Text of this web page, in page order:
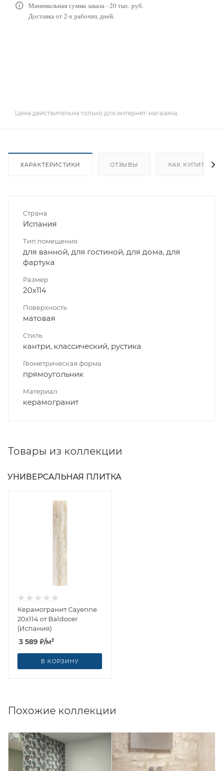
Минимальная сумма заказа - 20 тыс. руб.
Доставка от 2-х рабочих дней.
Цена действительна только для интернет-магазина.
ХАРАКТЕРИСТИКИ ОТЗЫВЫ КАК КУПИТЬ
Страна
Испания
Тип помещения
для ванной, для гостиной, для дома, для
фартука
Размер
20x114
Поверхность
матовая
Стиль
кантри, классический, рустика
Геометрическая форма
прямоугольник
Материал
керамогранит
Товары из коллекции
УНИВЕРСАЛЬНАЯ ПЛИТКА
Керамогранит Cayenne
20x114 от Baldocer
(Испания)
3 589 ₽/м²
В КОРЗИНУ
Похожие коллекции